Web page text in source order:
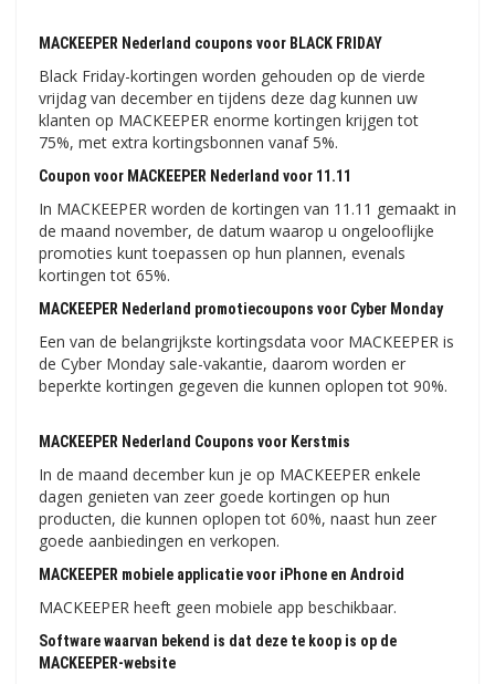
MACKEEPER Nederland coupons voor BLACK FRIDAY
Black Friday-kortingen worden gehouden op de vierde
vrijdag van december en tijdens deze dag kunnen uw
klanten op MACKEEPER enorme kortingen krijgen tot
75%, met extra kortingsbonnen vanaf 5%.
Coupon voor MACKEEPER Nederland voor 11.11
In MACKEEPER worden de kortingen van 11.11 gemaakt in
de maand november, de datum waarop u ongelooflijke
promoties kunt toepassen op hun plannen, evenals
kortingen tot 65%.
MACKEEPER Nederland promotiecoupons voor Cyber ​​​​Monday
Een van de belangrijkste kortingsdata voor MACKEEPER is
de Cyber ​​Monday sale-vakantie, daarom worden er
beperkte kortingen gegeven die kunnen oplopen tot 90%.
MACKEEPER Nederland Coupons voor Kerstmis
In de maand december kun je op MACKEEPER enkele
dagen genieten van zeer goede kortingen op hun
producten, die kunnen oplopen tot 60%, naast hun zeer
goede aanbiedingen en verkopen.
MACKEEPER mobiele applicatie voor iPhone en Android
MACKEEPER heeft geen mobiele app beschikbaar.
Software waarvan bekend is dat deze te koop is op de
MACKEEPER-website